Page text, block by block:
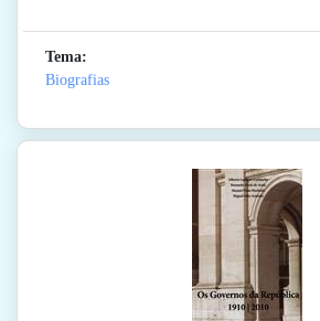
Tema:
Biografias